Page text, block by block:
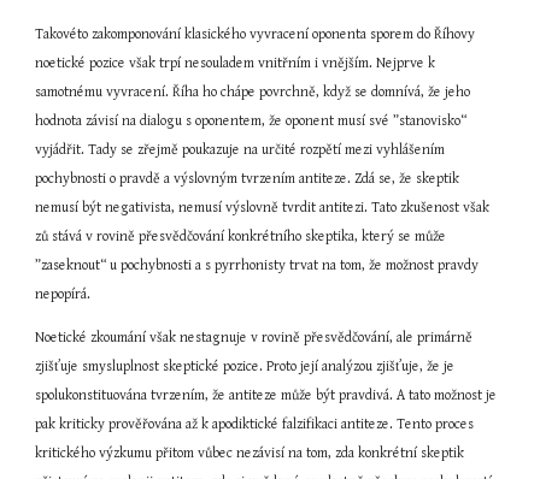
Takovéto zakomponování klasického vyvracení oponenta sporem do Říhovy
noetické pozice však trpí nesouladem vnitřním i vnějším. Nejprve k
samotnému vyvracení. Říha ho chápe povrchně, když se domnívá, že jeho
hodnota závisí na dialogu s oponentem, že oponent musí své ”stanovisko“
vyjádřit. Tady se zřejmě poukazuje na určité rozpětí mezi vyhlášením
pochybnosti o pravdě a výslovným tvrzením antiteze. Zdá se, že skeptik
nemusí být negativista, nemusí výslovně tvrdit antitezi. Tato zkušenost však
zů stává v rovině přesvědčování konkrétního skeptika, který se může
”zaseknout“ u pochybnosti a s pyrrhonisty trvat na tom, že možnost pravdy
nepopírá.
Noetické zkoumání však nestagnuje v rovině přesvědčování, ale primárně
zjišťuje smysluplnost skeptické pozice. Proto její analýzou zjišťuje, že je
spolukonstituována tvrzením, že antiteze může být pravdivá. A tato možnost je
pak kriticky prověřována až k apodiktické falzifikaci antiteze. Tento proces
kritického výzkumu přitom vůbec nezávisí na tom, zda konkrétní skeptik